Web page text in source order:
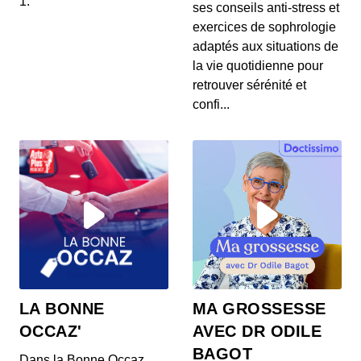
aux Abricots, et Santé du Cuir Chevelu
00:04:22 - IL Y A 1 MOIS
1. 🍦 **Frozen Yogurts : une alternative à la crème
glacée ?** Découvrez comment les frozen yogurt...
23 juin 2026 : Sécurité alimentaire,
Hydratation et Maternité tardive
1. 🔥 **Rappel de friteuse à air :** La friteuse à air
chaud Elta présente des risques d'incendie,...
23 juin 2026 : Sécurité alimentaire,
Hydratation et Maternité tardive
00:04:02 - IL Y A 1 MOIS
1. 🔥 **Rappel de friteuse à air :** La friteuse à air
chaud Elta présente des risques d'incendie,...
Hydratation et Maternité tardive
00:04:02 - IL Y A 1 MOIS
1. 🔥 **Rappel de friteuse à air :** La friteuse à air
ses conseils anti-stress et
exercices de sophrologie
adaptés aux situations de
la vie quotidienne pour
retrouver sérénité et
confi...
LA BONNE
OCCAZ'
MA GROSSESSE
AVEC DR ODILE
BAGOT